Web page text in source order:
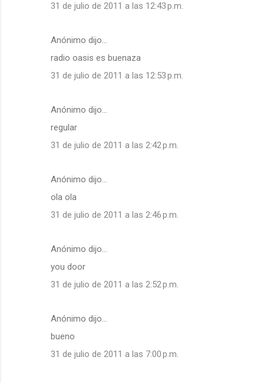
31 de julio de 2011 a las 12:43 p.m.
Anónimo dijo…
radio oasis es buenaza
31 de julio de 2011 a las 12:53 p.m.
Anónimo dijo…
regular
31 de julio de 2011 a las 2:42 p.m.
Anónimo dijo…
ola ola
31 de julio de 2011 a las 2:46 p.m.
Anónimo dijo…
you door
31 de julio de 2011 a las 2:52 p.m.
Anónimo dijo…
bueno
31 de julio de 2011 a las 7:00 p.m.